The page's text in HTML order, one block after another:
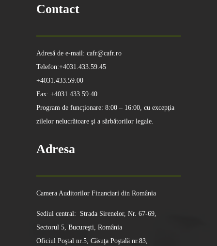
Contact
Adresă de e-mail: cafr@cafr.ro
Telefon:+4031.433.59.45
+4031.433.59.00
Fax: +4031.433.59.40
Program de funcționare: 8:00 – 16:00, cu excepţia
zilelor nelucrătoare şi a sărbătorilor legale.
Adresa
Camera Auditorilor Financiari din România
Sediul central: Strada Sirenelor, Nr. 67-69,
Sectorul 5, Bucureşti, România
Oficiul Poştal nr.5, Căsuţa Poştală nr.83,